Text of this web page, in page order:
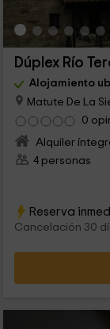
Dúplex Río
Alojamiento
Matute De La
0
Alquiler
4 personas
Reserva
Cancelación 30